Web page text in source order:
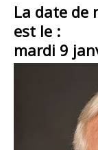
La date de
est le :
mardi 9